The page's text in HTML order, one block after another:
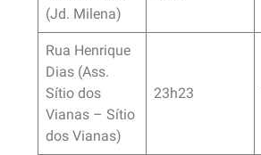
(Jd. Milena)
Rua Henrique
Dias (Ass.
Sítio dos
Vianas – Sítio
dos Vianas)
23h23